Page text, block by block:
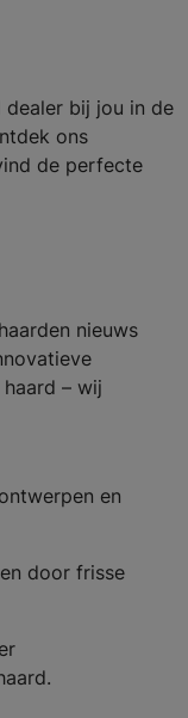
bij jou in de
ons
de perfecte
nieuws
– wij
en
door frisse